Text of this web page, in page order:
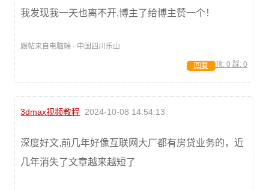
我发现我一天也离不开,博主了给博主赞一个！
跟帖来自电脑端 · 中国四川乐山
顶: 0 踩: 0
回复
3dmax视频教程 2024-10-08 14:54:13
深度好文,前几年好像互联网大厂都有房贷业务的，近
几年消失了文章越来越短了